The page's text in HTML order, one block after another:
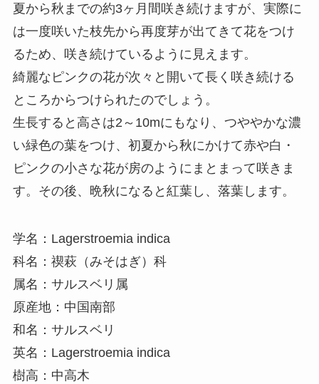
夏から秋までの約3ヶ月間咲き続けますが、実際に
は一度咲いた枝先から再度芽が出てきて花をつけ
るため、咲き続けているように見えます。
綺麗なピンクの花が次々と開いて長く咲き続ける
ところからつけられたのでしょう。
生長すると高さは2～10mにもなり、つややかな濃
い緑色の葉をつけ、初夏から秋にかけて赤や白・
ピンクの小さな花が房のようにまとまって咲きま
す。その後、晩秋になると紅葉し、落葉します。
学名：Lagerstroemia indica
科名：禊萩（みそはぎ）科
属名：サルスベリ属
原産地：中国南部
和名：サルスベリ
英名：Lagerstroemia indica
樹高：中高木